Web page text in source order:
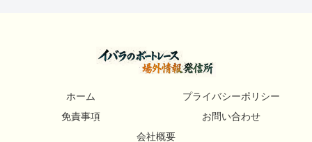
ホーム
プライバシーポリシー
免責事項
お問い合わせ
会社概要